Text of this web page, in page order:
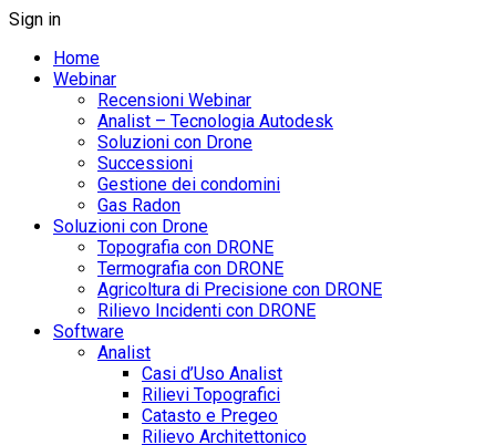
Sign in
Home
Webinar
Recensioni Webinar
Analist – Tecnologia Autodesk
Soluzioni con Drone
Successioni
Gestione dei condomini
Gas Radon
Soluzioni con Drone
Topografia con DRONE
Termografia con DRONE
Agricoltura di Precisione con DRONE
Rilievo Incidenti con DRONE
Software
Analist
Casi d’Uso Analist
Rilievi Topografici
Catasto e Pregeo
Rilievo Architettonico